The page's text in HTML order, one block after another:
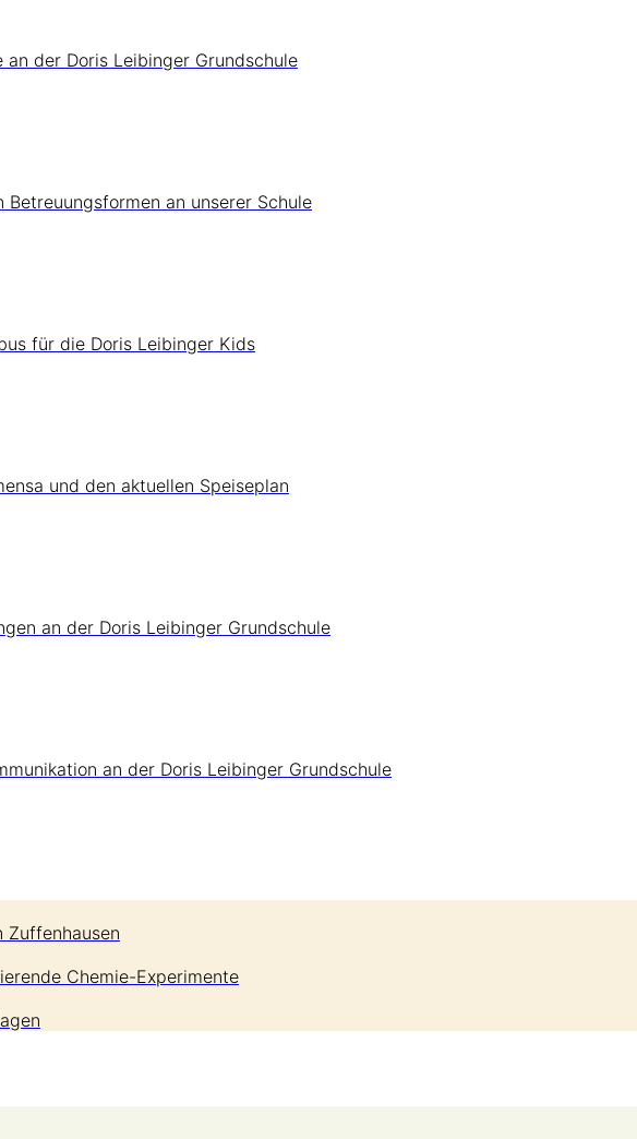
an der Doris Leibinger Grundschule
Betreuungsformen an unserer Schule
für die Doris Leibinger Kids
und den aktuellen Speiseplan
an der Doris Leibinger Grundschule
an der Doris Leibinger Grundschule
Zuffenhausen
Chemie-Experimente